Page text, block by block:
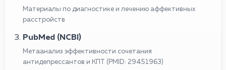
Материалы по диагностике и лечению аффективных
расстройств
PubMed (NCBI)
Метаанализ эффективности сочетания
антидепрессантов и КПТ (PMID: 29451963)